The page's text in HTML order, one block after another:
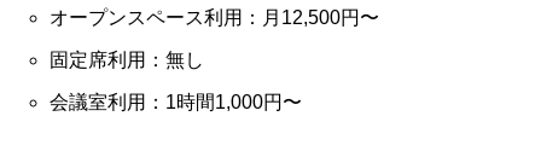
オープンスペース利用：月12,500円〜
固定席利用：無し
会議室利用：1時間1,000円〜